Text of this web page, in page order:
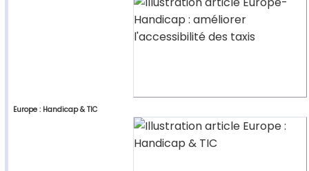
Europe : Handicap & TIC